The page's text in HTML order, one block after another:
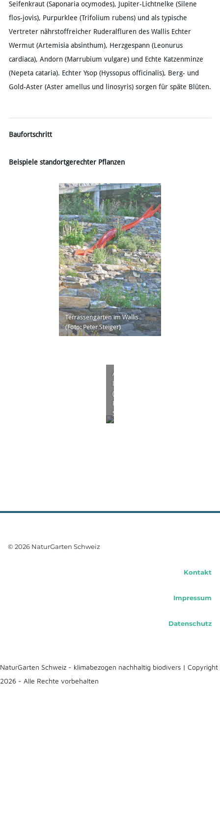
Seifenkraut (Saponaria ocymodes), Jupiter-Lichtnelke (Silene
flos-jovis), Purpurklee (Trifolium rubens) und als typische
Vertreter nährstoffreicher Ruderalfluren des Wallis Echter
Wermut (Artemisia absinthum), Herzgespann (Leonurus
cardiaca), Andorn (Marrubium vulgare) und Echte Katzenminze
(Nepeta cataria). Echter Ysop (Hyssopus officinalis), Berg- und
Gold-Aster (Aster amellus und linosyris) sorgen für späte Blüten.
Baufortschritt
Beispiele standortgerechter Pflanzen
Garten
vor
der
Umgestaltung
(Foto:
Peter
Steiger)
Anthericum
(Foto:
Peter
Steiger)
© 2026 NaturGarten Schweiz
Kontakt
Impressum
Datenschutz
NaturGarten Schweiz - klimabezogen nachhaltig biodivers | Copyright
2026 - Alle Rechte vorbehalten